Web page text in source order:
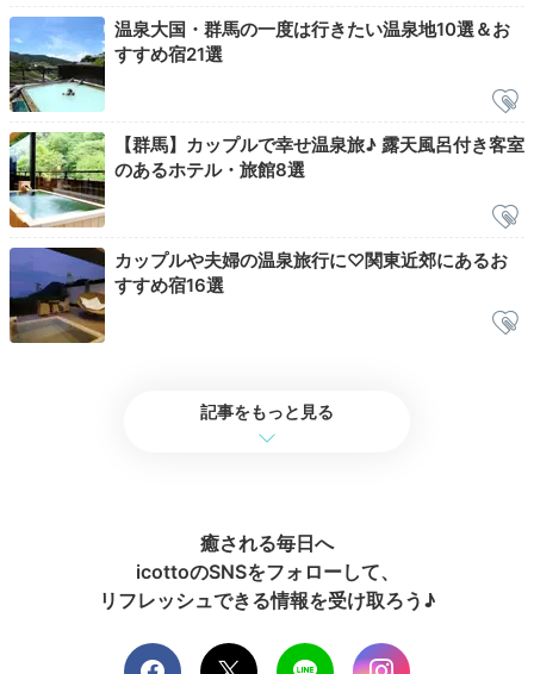
a___y03.226
朝食前に朝風呂に入りました。朝の清々しい空気と景色が最高でし
た。
Breakfast
08:00
お好みで選べる
和洋2種類の朝食
温泉大国・群馬の一度は行きたい温泉地10選＆お
すすめ宿21選
【群馬】カップルで幸せ温泉旅♪ 露天風呂付き客室
のあるホテル・旅館8選
カップルや夫婦の温泉旅行に♡関東近郊にあるお
すすめ宿16選
記事をもっと見る
癒される毎日へ
icottoのSNSをフォローして、
リフレッシュできる情報を受け取ろう♪